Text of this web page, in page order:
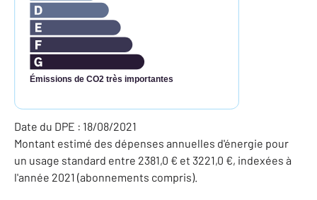
Émissions de CO2 très importantes
Date du DPE : 18/08/2021
Montant estimé des dépenses annuelles d'énergie pour
un usage standard entre 2381,0 € et 3221,0 €, indexées à
l'année 2021 (abonnements compris).